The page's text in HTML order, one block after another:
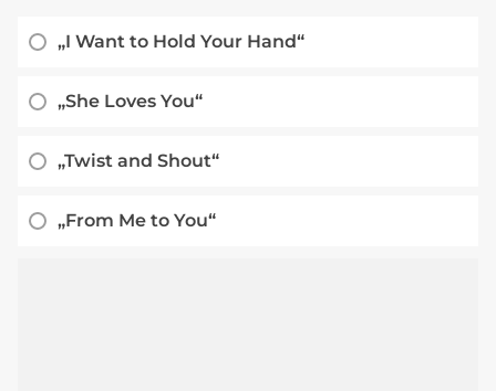
„I Want to Hold Your Hand“
„She Loves You“
„Twist and Shout“
„From Me to You“